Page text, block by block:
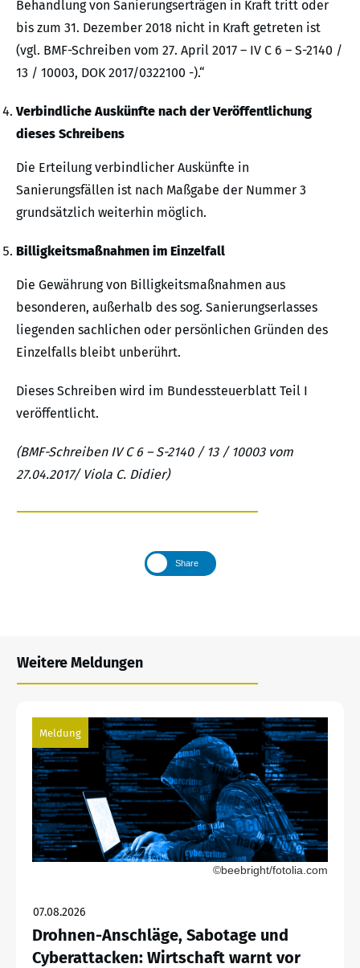
Behandlung von Sanierungserträgen in Kraft tritt oder
bis zum 31. Dezember 2018 nicht in Kraft getreten ist
(vgl. BMF-Schreiben vom 27. April 2017 – IV C 6 – S-2140 /
13 / 10003, DOK 2017/0322100 -).“
Verbindliche Auskünfte nach der Veröffentlichung
dieses Schreibens
Die Erteilung verbindlicher Auskünfte in
Sanierungsfällen ist nach Maßgabe der Nummer 3
grundsätzlich weiterhin möglich.
Billigkeitsmaßnahmen im Einzelfall
Die Gewährung von Billigkeitsmaßnahmen aus
besonderen, außerhalb des sog. Sanierungserlasses
liegenden sachlichen oder persönlichen Gründen des
Einzelfalls bleibt unberührt.
Dieses Schreiben wird im Bundessteuerblatt Teil I
veröffentlicht.
(BMF-Schreiben IV C 6 – S-2140 / 13 / 10003 vom
27.04.2017/ Viola C. Didier)
Share
Weitere Meldungen
Meldung
©beebright/fotolia.com
07.08.2026
Drohnen-Anschläge, Sabotage und
Cyberattacken: Wirtschaft warnt vor